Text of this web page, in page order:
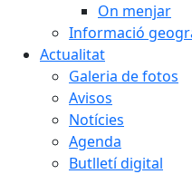
On menjar
Informació
Actualitat
Galeria de fotos
Avisos
Notícies
Agenda
Butlletí digital